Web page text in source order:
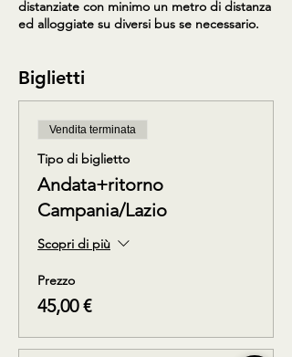
distanziate con minimo un metro di distanza
ed alloggiate su diversi bus se necessario.
Biglietti
Vendita terminata
Tipo di biglietto
Andata+ritorno
Campania/Lazio
Scopri di più
Prezzo
45,00 €